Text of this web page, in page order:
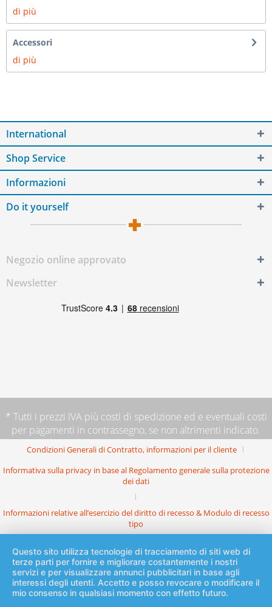
di più
Accessori
di più
International
Shop Service
Informazioni
Do it yourself
Negozio online approvato
Newsletter
* Tutti i prezzi IVA più costi di spedizione ed e eventuali costi
per pagamenti in contrassegno, se non altrimenti indicato.
Condizioni Generali di Contratto, informazioni per il cliente
Informativa sulla privacy in base al Regolamento generale sulla protezione
dei dati
Informazioni relative all’esercizio del diritto di recesso & Modulo di recesso
tipo
Questo sito utilizza tecnologie di tracciamento di siti web di
terze parti per fornire e migliorare costantemente i nostri
servizi e per visualizzare annunci pubblicitari in base agli
interessi degli utenti. Accetto e posso revocare o modificare il
mio consenso in qualsiasi momento con effetto futuro.